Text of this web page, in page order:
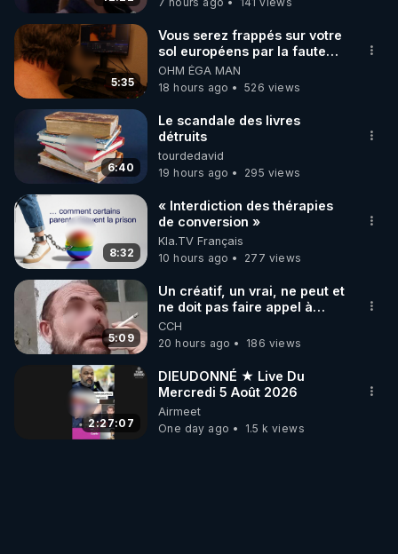
5:35
Vous serez frappés sur votre
sol européens par la faute
des dirigeants qui s'en
mettent dans le nez
OHM ÉGA MAN
18 hours ago
526 views
6:40
Le scandale des livres
détruits
tourdedavid
19 hours ago
295 views
8:32
« Interdiction des thérapies
de conversion »
Kla.TV Français
10 hours ago
277 views
5:09
Un créatif, un vrai, ne peut et
ne doit pas faire appel à
l'intelligence artificielle
CCH
20 hours ago
186 views
2:27:07
DIEUDONNÉ ★ Live Du
Mercredi 5 Août 2026
Airmeet
One day ago
1.5 k views